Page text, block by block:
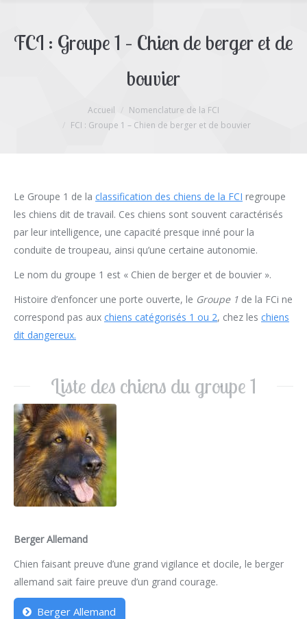
FCI : Groupe 1 – Chien de berger et de
bouvier
Accueil
Nomenclature de la FCI
FCI : Groupe 1 – Chien de berger et de bouvier
Le Groupe 1 de la classification des chiens de la FCI regroupe
les chiens dit de travail. Ces chiens sont souvent caractérisés
par leur intelligence, une capacité presque inné pour la
conduite de troupeau, ainsi qu’une certaine autonomie.
Le nom du groupe 1 est « Chien de berger et de bouvier ».
Histoire d’enfoncer une porte ouverte, le Groupe 1 de la FCi ne
correspond pas aux chiens catégorisés 1 ou 2, chez les chiens
dit dangereux.
Liste des chiens du groupe 1
Berger Allemand
Chien faisant preuve d’une grand vigilance et docile, le berger
allemand sait faire preuve d’un grand courage.
Berger Allemand